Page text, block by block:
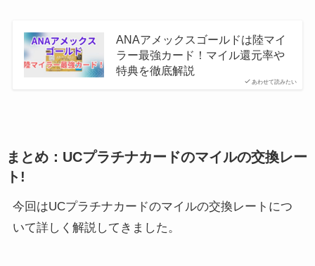
あわせて読みたい
ANAアメックスゴールドは陸マイ
ラー最強カード！マイル還元率や
特典を徹底解説
まとめ：UCプラチナカードのマイルの交換レー
ト!
今回はUCプラチナカードのマイルの交換レートにつ
いて詳しく解説してきました。